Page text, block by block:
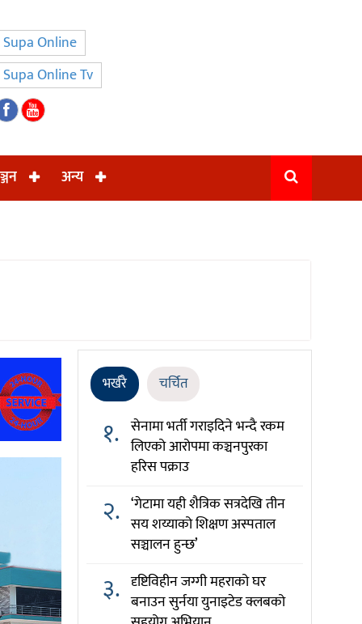
Supa Online
Supa Online Tv
अन्य
भर्खरै चर्चित
१. सेनामा भर्ती गराइदिने भन्दै रकम
लिएको आरोपमा कञ्चनपुरका
हरिस पक्राउ
२. ‘गेटामा यही शैत्रिक सत्रदेखि तीन
सय शय्याको शिक्षण अस्पताल
सञ्चालन हुन्छ’
३. दृष्टिविहीन जग्गी महराको घर
बनाउन सुर्नया युनाइटेड क्लबको